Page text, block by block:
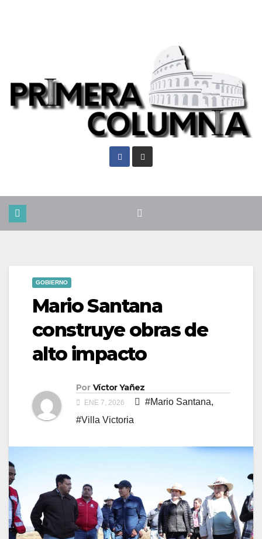
GOBIERNO
Mario Santana
construye obras de
alto impacto
Por Víctor Yañez
ENE 7, 2026 #Mario Santana,
#Villa Victoria